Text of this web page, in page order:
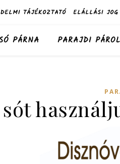
TÁJÉKOZTATÓ ELÁLLÁSI JOG
PÁRNA PARAJDI